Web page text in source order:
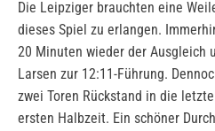
Die Leipziger brauchten eine
dieses Spiel zu erlangen.
20 Minuten wieder der Ausgleich
Larsen zur 12:11-Führung.
zwei Toren Rückstand in die
ersten Halbzeit. Ein schöner